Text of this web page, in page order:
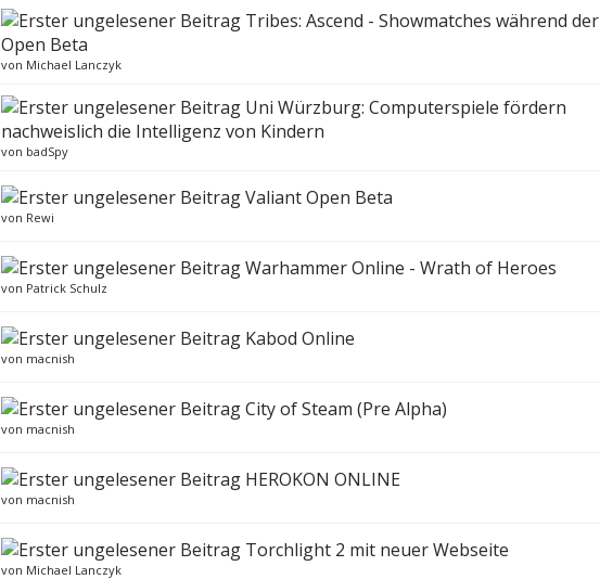
Tribes: Ascend - Showmatches während der
Open Beta
von Michael Lanczyk
Uni Würzburg: Computerspiele fördern
nachweislich die Intelligenz von Kindern
von badSpy
Valiant Open Beta
von Rewi
Warhammer Online - Wrath of Heroes
von Patrick Schulz
Kabod Online
von macnish
City of Steam (Pre Alpha)
von macnish
HEROKON ONLINE
von macnish
Torchlight 2 mit neuer Webseite
von Michael Lanczyk